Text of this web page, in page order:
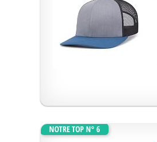
NOTRE TOP N° 6